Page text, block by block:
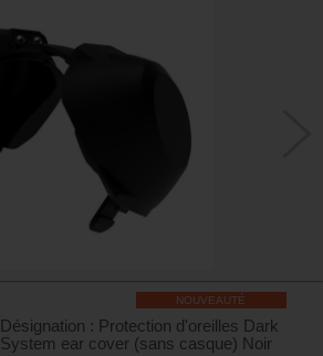
NOUVEAUTÉ
Désignation : Protection d'oreilles Dark
System ear cover (sans casque) Noir